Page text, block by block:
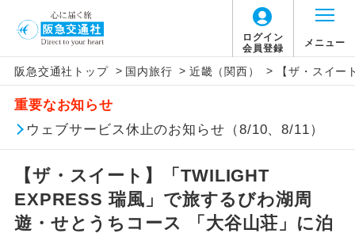
ログイン
会員登録
メニュー
阪急交通社トップ > 国内旅行 > 近畿（関西） > 【ザ・スイ
重要なお知らせ
ウェブサービス休止のお知らせ（8/10、8/11）
【ザ・スイート】「TWILIGHT
EXPRESS 瑞風」で旅するびわ湖周
遊・せとうちコース 「大谷山荘」に泊
アイコン 説明
添乗員同行
往路出発空港（駅）から復路到着空港
（駅）まで同行します。
現地添乗員同
現地到着空港（駅）から最終日出発空港
（駅）まで添乗員が同行します。
バスガイド乗
バスガイドが乗務し、車内での観光案内